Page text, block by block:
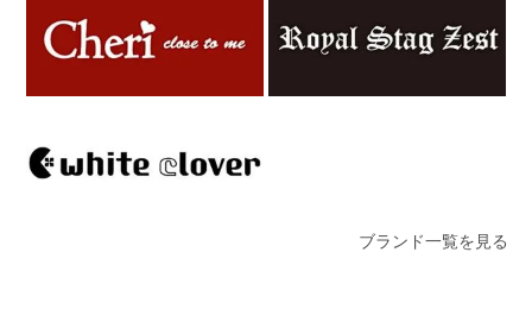
ブランド一覧を見る